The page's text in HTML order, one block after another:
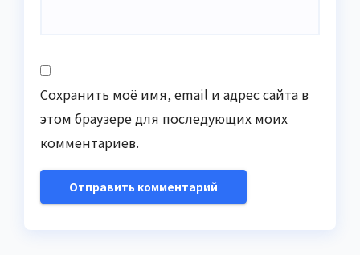
Сохранить моё имя, email и адрес сайта в
этом браузере для последующих моих
комментариев.